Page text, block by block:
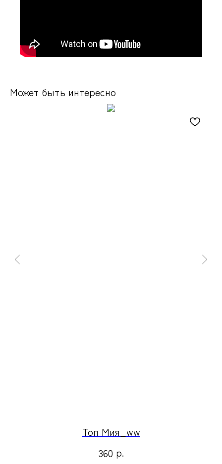
Может быть интересно
Топ Мия_ww
360 р.